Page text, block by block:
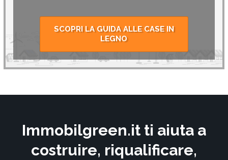
SCOPRI LA GUIDA ALLE CASE IN
LEGNO
Immobilgreen.it ti aiuta a
costruire, riqualificare,